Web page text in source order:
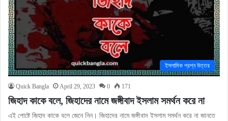
ইসলামিক প্রশ্ন উত্তর
Quick Bangla April 29, 2023 0 171
জিহাদ কাকে বলে, জিহাদের নামে জঙ্গীবাদ ইসলাম সমর্থন করে না
এই পোষ্টে জিহাদ কাকে বলে জেনে নিন। জিহাদের নামে জঙ্গীবাদ ইসলাম সমর্থন করে না জানতে